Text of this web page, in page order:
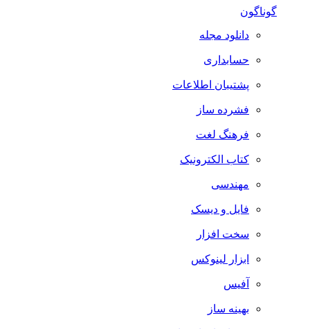
گوناگون
دانلود مجله
حسابداری
پشتیبان اطلاعات
فشرده ساز
فرهنگ لغت
کتاب الکترونیک
مهندسی
فایل و دیسک
سخت افزار
ابزار لینوکس
آفیس
بهینه ساز